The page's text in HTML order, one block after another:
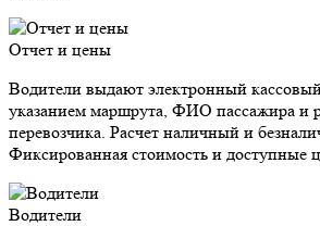
Отчет и цены
Водители выдают электронный
указанием маршрута, ФИО пассажира и
перевозчика. Расчет наличный и
Фиксированная стоимость и доступные
Водители